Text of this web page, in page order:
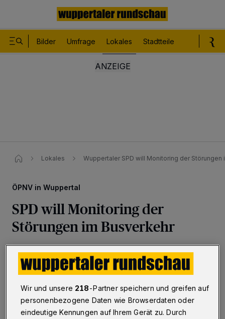
Bilder Umfrage Lokales Stadtteile
Lokales Wuppertaler SPD will Monitoring der Störungen
ÖPNV in Wuppertal
SPD will Monitoring der
Störungen im Busverkehr
Wuppertal·Eine Auflistung der Betriebsstörungen und
Ausfälle im Bus-Liniennetz der Wuppertaler
Stadtwerke (WSW) möchte die SPD-Ratsfraktion in
vorgelegt bekommen.
Wir und unsere 218-Partner speichern und greifen auf
personenbezogene Daten wie Browserdaten oder
eindeutige Kennungen auf Ihrem Gerät zu. Durch